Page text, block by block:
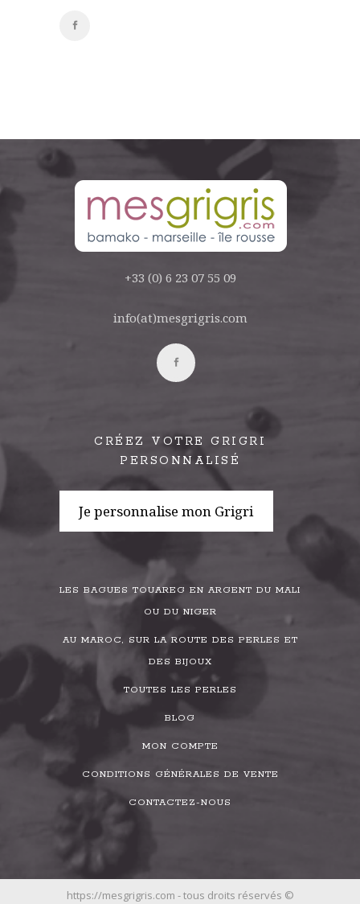
+33 (0) 6 23 07 55 09
info(at)mesgrigris.com
CRÉEZ VOTRE GRIGRI
PERSONNALISÉ
Je personnalise mon Grigri
LES BAGUES TOUAREG EN ARGENT DU MALI
OU DU NIGER
AU MAROC, SUR LA ROUTE DES PERLES ET
DES BIJOUX
TOUTES LES PERLES
BLOG
MON COMPTE
CONDITIONS GÉNÉRALES DE VENTE
CONTACTEZ-NOUS
https://mesgrigris.com - tous droits réservés ©